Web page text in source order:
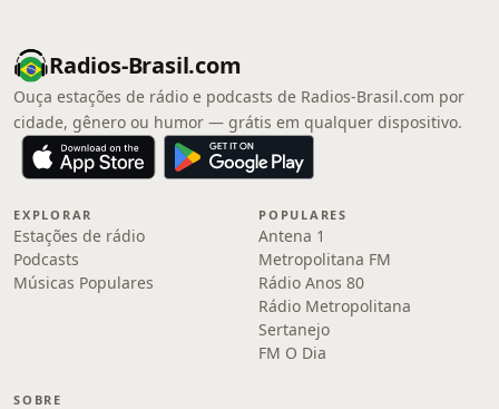
Radios-Brasil.com
Ouça estações de rádio e podcasts de Radios-Brasil.com por
cidade, gênero ou humor — grátis em qualquer dispositivo.
EXPLORAR
Estações de rádio
Podcasts
Músicas Populares
POPULARES
Antena 1
Metropolitana FM
Rádio Anos 80
Rádio Metropolitana
Sertanejo
FM O Dia
SOBRE